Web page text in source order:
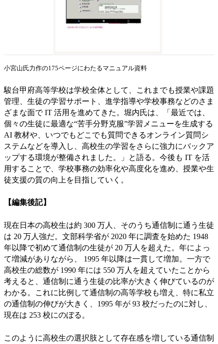
小宮山氏力作の175ページにわたるマニュアル資料
駿台甲府高等学校は学校全体として、これまでも授業や課題
管理、生徒の学習サポート、進学指導や学校事務などのさま
ざまな面で IT 活用を進めてきた。堀内氏は、「最近では、
個々の生徒に最適な“苦手分野克服”学習メニューを生成する
AI 教材や、いつでもどこでも質問できるオンライン質問シ
ステムなどを導入し、高校生の学習をさらに強力にバックア
ップする環境が整備されました。」と語る。今後も IT を活
用することで、学校事務の効率化や高度化を進め、授業や生
徒支援の質の向上を目指していく。
【編集後記】
現在日本の高校生は約 300 万人、そのうち通信制に通う生徒
は 20 万人強だ。文部科学省が 2020 年に調査を始めた 1948
年以降で初めて通信制の生徒が 20 万人を超えた。年によっ
て増減がありながら、 1995 年以降は一貫して増加。一方で
高校生の総数が 1990 年には 550 万人を超えていたことから
考えると、通信制に通う生徒の比率が大きく伸びているのが
わかる。これに比例して通信制の高等学校も増え、特に私立
の通信制の伸びが大きく、1995 年が 93 校だったのに対し、
現在は 253 校にのぼる。
このように高校生の選択肢として存在感を増している通信制